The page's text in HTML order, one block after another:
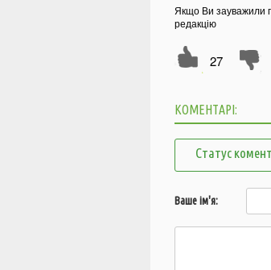
Якщо Ви зауважили
редакцію
27
КОМЕНТАРІ:
Статус
Ваше ім'я: